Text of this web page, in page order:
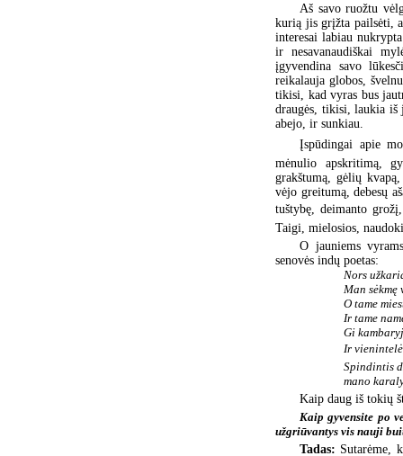
Aš savo ruožtu
kurią jis grįžta pailsėti,
interesai labiau
ir nesavanaudiškai
įgyvendina savo
reikalauja globos,
tikisi, kad vyras bus
draugės, tikisi, laukia
abejo, ir sunkiau.
Įspūdingai apie
mėnulio apskritimą,
grakštumą, gėlių
vėjo greitumą, debesų
tuštybę, deimanto
Taigi, mielosios,
O jauniems
senovės indų poetas:
Nors
Man sėkmę
O tame
Ir tame
Gi
Ir vienintelė
Spindintis
mano
Kaip daug iš tokių
Kaip gyvensite po
užgriūvantys vis nauji
Tadas: Sutarėme,